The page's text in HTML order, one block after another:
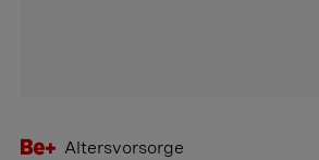
Altersvorsorge